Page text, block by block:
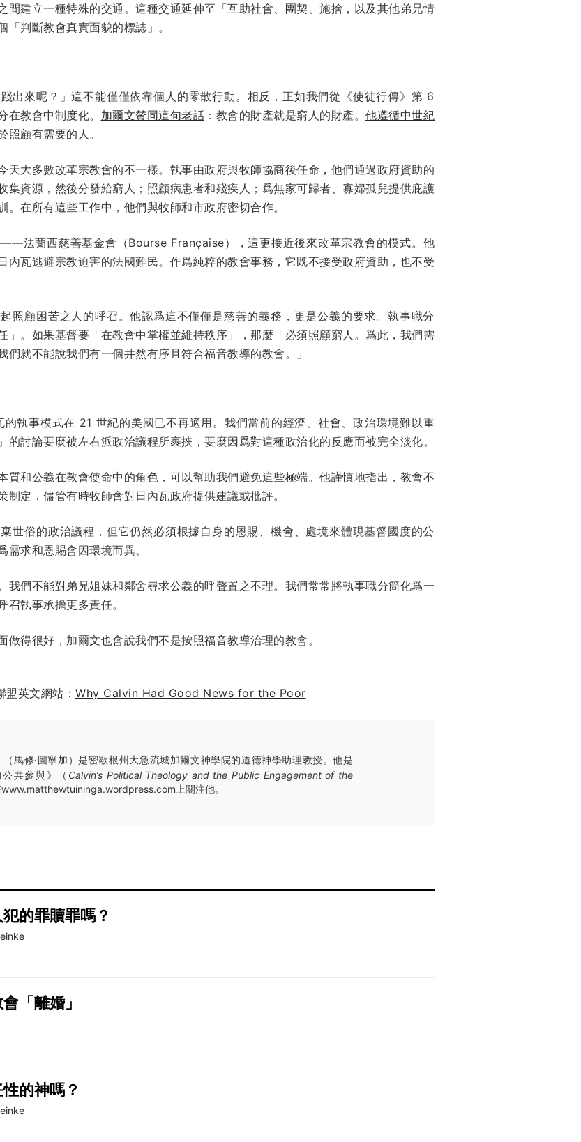
間建立一種特殊的交通。這種交通延伸至「互助社會、團契、施捨，以及其他弟兄情
判斷教會真實面貌的標誌」。
出來呢？」這不能僅僅依靠個人的零散行動。相反，正如我們從《使徒行傳》第 6
教會中制度化。 加爾文贊同這句老話 ：教會的財產就是窮人的財產。 他遵循中世紀
照顧有需要的人。
天大多數改革宗教會的不一樣。執事由政府與牧師協商後任命，他們通過政府資助的
集資源，然後分發給窮人；照顧病患者和殘疾人；爲無家可歸者、寡婦孤兒提供庇護
在所有這些工作中，他們與牧師和市政府密切合作。
法蘭西慈善基金會（Bourse Française），這更接近後來改革宗教會的模式。他
內瓦逃避宗教迫害的法國難民。作爲純粹的教會事務，它既不接受政府資助，也不受
照顧困苦之人的呼召。他認爲這不僅僅是慈善的義務，更是公義的要求。執事職分
」。如果基督要「在教會中掌權並維持秩序」，那麼「必須照顧窮人。爲此，我們需
就不能說我們有一個井然有序且符合福音教導的教會。」
執事模式在 21 世紀的美國已不再適用。我們當前的經濟、社會、政治環境難以重
討論要麼被左右派政治議程所裹挾，要麼因爲對這種政治化的反應而被完全淡化。
質和公義在教會使命中的角色，可以幫助我們避免這些極端。他謹慎地指出，教會不
定，儘管有時牧師會對日內瓦政府提供建議或批評。
世俗的政治議程，但它仍然必須根據自身的恩賜、機會、處境來體現基督國度的公
求和恩賜會因環境而異。
我們不能對弟兄姐妹和鄰舍尋求公義的呼聲置之不理。我們常常將執事職分簡化爲一
執事承擔更多責任。
得很好，加爾文也會說我們不是按照福音教導治理的教會。
英文網站： Why Calvin Had Good News for the Poor
（馬修·圖寧加）是密歇根州大急流城加爾文神學院的道德神學助理教授。他是
共參與》（ Calvin’s Political Theology and the Public Engagement of the
上關注他。
的罪贖罪嗎？
「離婚」
的神嗎？